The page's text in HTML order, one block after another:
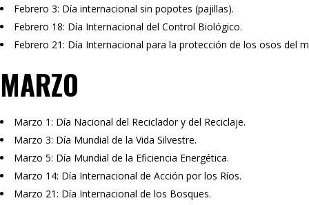
Febrero 3: Día internacional sin popotes (pajillas).
Febrero 18: Día Internacional del Control Biológico.
Febrero 21: Día Internacional para la protección de los osos del
MARZO
Marzo 1: Día Nacional del Reciclador y del Reciclaje.
Marzo 3: Día Mundial de la Vida Silvestre.
Marzo 5: Día Mundial de la Eficiencia Energética.
Marzo 14: Día Internacional de Acción por los Ríos.
Marzo 21: Día Internacional de los Bosques.